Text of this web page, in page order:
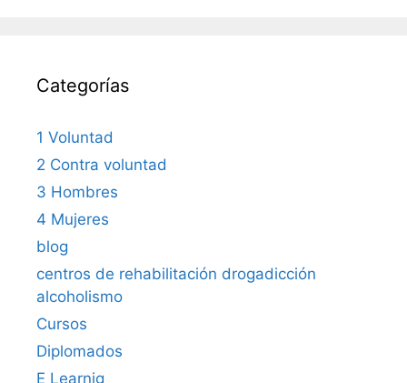
Categorías
1 Voluntad
2 Contra voluntad
3 Hombres
4 Mujeres
blog
centros de rehabilitación drogadicción
alcoholismo
Cursos
Diplomados
E Learnig